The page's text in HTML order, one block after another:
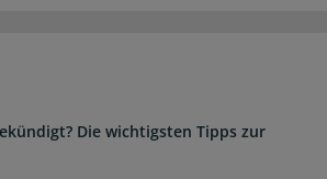
Die wichtigsten Tipps zur